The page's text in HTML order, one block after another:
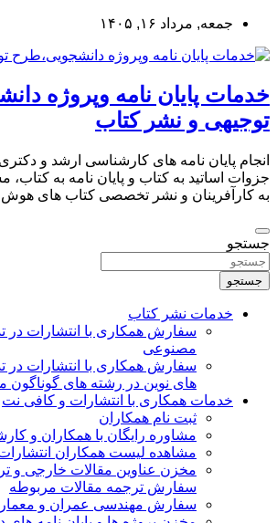
بروید
جمعه, مرداد ۱۶, ۱۴۰۵
خدمات پایان نامه وپروژه
توجیهی و نشر کتاب
انجام پایان نامه های کارشناسی ارشد و
جزوات اساتید به کتاب و پایان نامه به
به کارآفرینان و نشر تخصصی کتاب های
جستجو
جستجو
خدمات نشر کتاب
سفارش همکاری با انتشارات در
مصنوعی
سفارش همکاری با انتشارات در
های نوین در رشته های گوناگون
خدمات همکاری با انتشارات و کافی نت
ثبت نام همکاران
مشاوره رایگان با همکاران و
مشاهده لیست همکاران
مخزن عناوین مقالات خارجی و
سفارش ترجمه مقالات مربوطه
سفارش مهندسی عمران و